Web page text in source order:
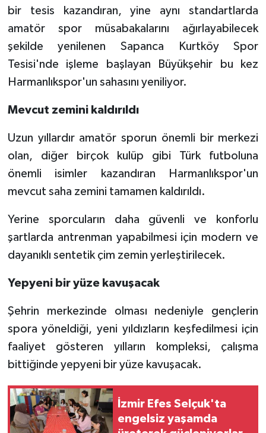
bir tesis kazandıran, yine aynı standartlarda
amatör spor müsabakalarını ağırlayabilecek
şekilde yenilenen Sapanca Kurtköy Spor
Tesisi'nde işleme başlayan Büyükşehir bu kez
Harmanlıkspor'un sahasını yeniliyor.
Mevcut zemini kaldırıldı
Uzun yıllardır amatör sporun önemli bir merkezi
olan, diğer birçok kulüp gibi Türk futboluna
önemli isimler kazandıran Harmanlıkspor'un
mevcut saha zemini tamamen kaldırıldı.
Yerine sporcuların daha güvenli ve konforlu
şartlarda antrenman yapabilmesi için modern ve
dayanıklı sentetik çim zemin yerleştirilecek.
Yepyeni bir yüze kavuşacak
Şehrin merkezinde olması nedeniyle gençlerin
spora yöneldiği, yeni yıldızların keşfedilmesi için
faaliyet gösteren yılların kompleksi, çalışma
bittiğinde yepyeni bir yüze kavuşacak.
İzmir Efes Selçuk'ta
engelsiz yaşamda